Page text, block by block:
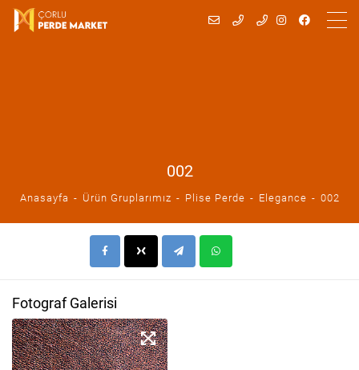
002
Anasayfa Ürün Gruplarımız Plise Perde Elegance 002
Fotograf Galerisi